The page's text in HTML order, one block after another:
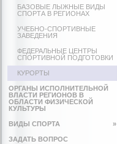
БАЗОВЫЕ ЛЫЖНЫЕ ВИДЫ
СПОРТА В РЕГИОНАХ
УЧЕБНО-СПОРТИВНЫЕ
ЗАВЕДЕНИЯ
ФЕДЕРАЛЬНЫЕ ЦЕНТРЫ
СПОРТИВНОЙ ПОДГОТОВКИ
КУРОРТЫ
ОРГАНЫ ИСПОЛНИТЕЛЬНОЙ
ВЛАСТИ РЕГИОНОВ В
ОБЛАСТИ ФИЗИЧЕСКОЙ
КУЛЬТУРЫ
ВИДЫ СПОРТА »
ЗАДАТЬ ВОПРОС